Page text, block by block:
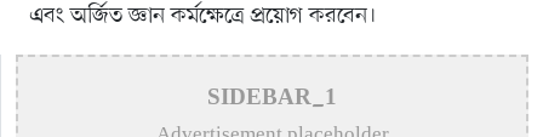
এবং অর্জিত জ্ঞান কর্মক্ষেত্রে প্রয়োগ করবেন।
SIDEBAR_1